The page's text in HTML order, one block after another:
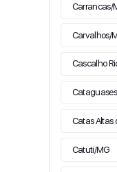
Carrancas/
Carvalhos/
Cascalho
Catas Altas
Catuti/MG